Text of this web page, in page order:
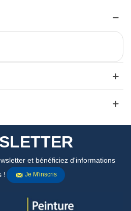
et bénéficiez d'informations
!
Je M'inscris